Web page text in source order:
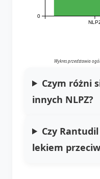
0
Wykres przedstawia
Czym różni
innych NLPZ?
Czy
lekiem